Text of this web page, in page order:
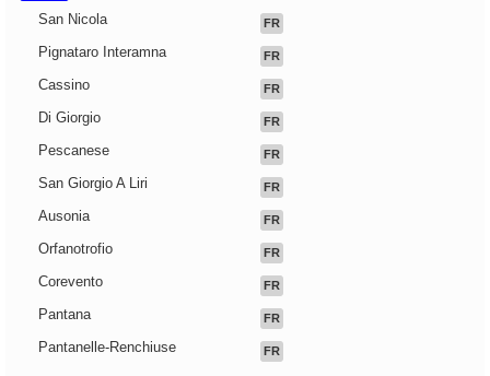
San Nicola
FR
Pignataro Interamna FR
Cassino FR
Di Giorgio FR
Pescanese FR
San Giorgio A Liri FR
Ausonia FR
Orfanotrofio FR
Corevento FR
Pantana FR
Pantanelle-Renchiuse FR